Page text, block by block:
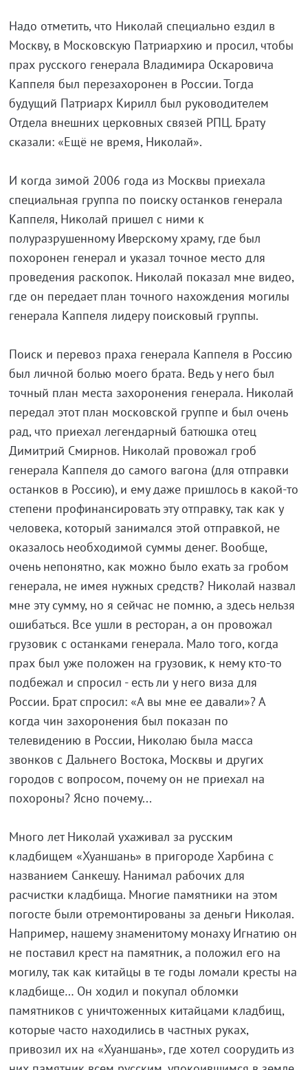
Надо отметить, что Николай специально ездил в
Москву, в Московскую Патриархию и просил, чтобы
прах русского генерала Владимира Оскаровича
Каппеля был перезахоронен в России. Тогда
будущий Патриарх Кирилл был руководителем
Отдела внешних церковных связей РПЦ. Брату
сказали: «Ещё не время, Николай».
И когда зимой 2006 года из Москвы приехала
специальная группа по поиску останков генерала
Каппеля, Николай пришел с ними к
полуразрушенному Иверскому храму, где был
похоронен генерал и указал точное место для
проведения раскопок. Николай показал мне видео,
где он передает план точного нахождения могилы
генерала Каппеля лидеру поисковый группы.
Поиск и перевоз праха генерала Каппеля в Россию
был личной болью моего брата. Ведь у него был
точный план места захоронения генерала. Николай
передал этот план московской группе и был очень
рад, что приехал легендарный батюшка отец
Димитрий Смирнов. Николай провожал гроб
генерала Каппеля до самого вагона (для отправки
останков в Россию), и ему даже пришлось в какой-то
степени профинансировать эту отправку, так как у
человека, который занимался этой отправкой, не
оказалось необходимой суммы денег. Вообще,
очень непонятно, как можно было ехать за гробом
генерала, не имея нужных средств? Николай назвал
мне эту сумму, но я сейчас не помню, а здесь нельзя
ошибаться. Все ушли в ресторан, а он провожал
грузовик с останками генерала. Мало того, когда
прах был уже положен на грузовик, к нему кто-то
подбежал и спросил - есть ли у него виза для
России. Брат спросил: «А вы мне ее давали»? А
когда чин захоронения был показан по
телевидению в России, Николаю была масса
звонков с Дальнего Востока, Москвы и других
городов с вопросом, почему он не приехал на
похороны? Ясно почему...
Много лет Николай ухаживал за русским
кладбищем «Хуаншань» в пригороде Харбина с
названием Санкешу. Нанимал рабочих для
расчистки кладбища. Многие памятники на этом
погосте были отремонтированы за деньги Николая.
Например, нашему знаменитому монаху Игнатию он
не поставил крест на памятник, а положил его на
могилу, так как китайцы в те годы ломали кресты на
кладбище… Он ходил и покупал обломки
памятников с уничтоженных китайцами кладбищ,
которые часто находились в частных руках,
привозил их на «Хуаншань», где хотел соорудить из